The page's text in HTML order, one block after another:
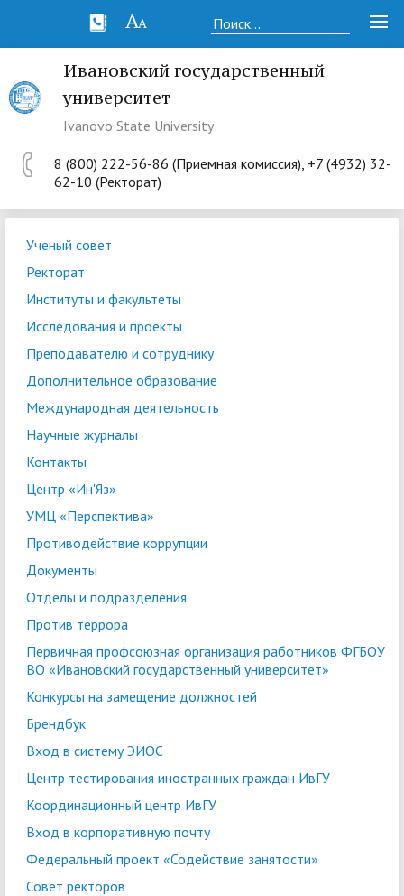
Ивановский государственный
университет
Ivanovo State University
8 (800) 222-56-86 (Приемная комиссия), +7 (4932) 32-
62-10 (Ректорат)
Ученый совет
Ректорат
Институты и факультеты
Исследования и проекты
Преподавателю и сотруднику
Дополнительное образование
Международная деятельность
Научные журналы
Контакты
Центр «Ин'Яз»
УМЦ «Перспектива»
Противодействие коррупции
Документы
Отделы и подразделения
Против террора
Первичная профсоюзная организация работников ФГБОУ
ВО «Ивановский государственный университет»
Конкурсы на замещение должностей
Брендбук
Вход в систему ЭИОС
Центр тестирования иностранных граждан ИвГУ
Координационный центр ИвГУ
Вход в корпоративную почту
Федеральный проект «Содействие занятости»
Совет ректоров